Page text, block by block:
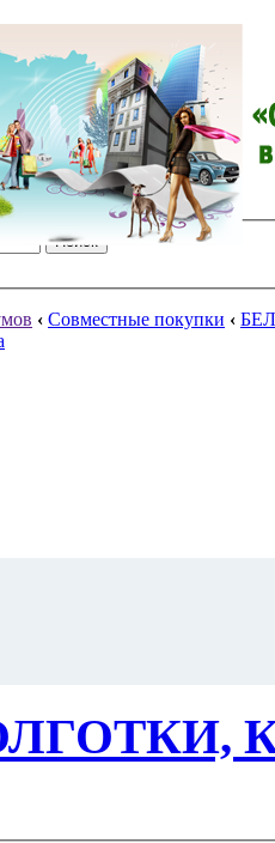
‹ Совместные покупки ‹